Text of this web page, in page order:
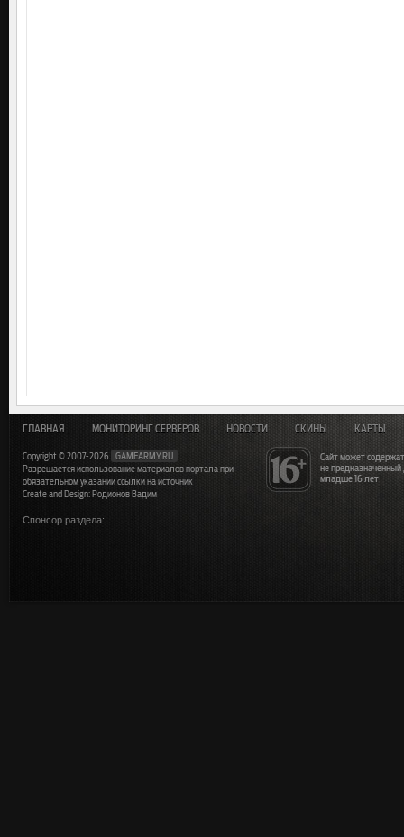
Сайт может
не
младше 16 лет
ГЛАВНАЯ МОНИТОРИНГ СЕРВЕРОВ НОВОСТИ СКИНЫ КАРТЫ
Copyright © 2007-2026
GAMEARMY.RU
Разрешается использование материалов портала при
обязательном указании ссылки на источник
Create and Design: Родионов Вадим
Спонсор раздела: